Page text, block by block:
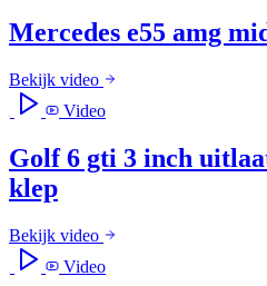
Mercedes e55 amg
Bekijk video
Video
Golf 6 gti 3 inch
klep
Bekijk video
Video